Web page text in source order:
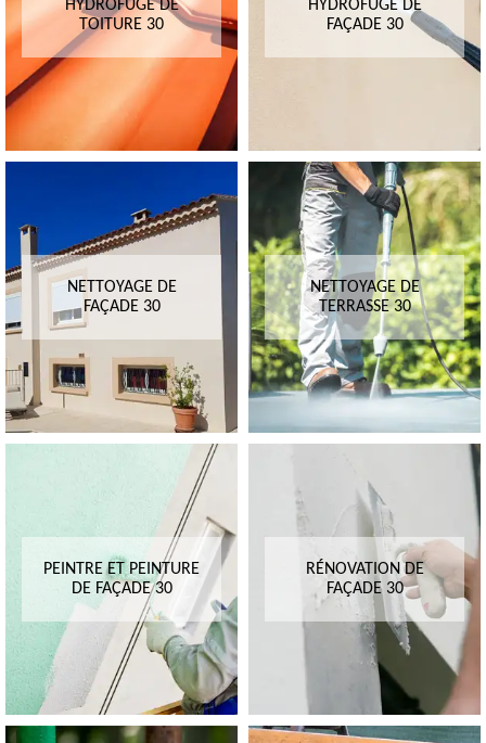
HYDROFUGE DE
TOITURE 30
HYDROFUGE DE
FAÇADE 30
NETTOYAGE DE
FAÇADE 30
NETTOYAGE DE
TERRASSE 30
PEINTRE ET PEINTURE
DE FAÇADE 30
RÉNOVATION DE
FAÇADE 30